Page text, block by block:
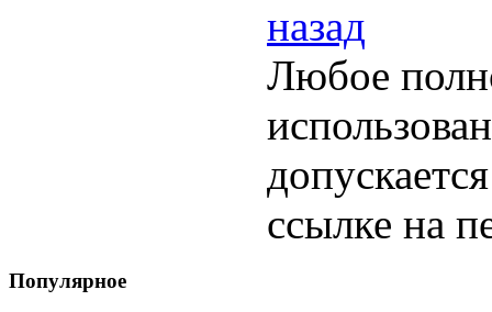
назад
Любое
ссылке на
Популярное